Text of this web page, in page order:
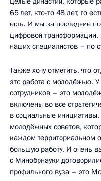
65 лет, кто-то 48 лет, то
есть. И мы за последние
цифровой трансформации,
наших специалистов – по
Также хочу отметить, что
это работа с молодёжью.
сотрудников – это
включены во все
в социальные
молодёжных советов,
каждом территориальном
большую работу. И очень
с Минобрнауки
профильного вуза – это